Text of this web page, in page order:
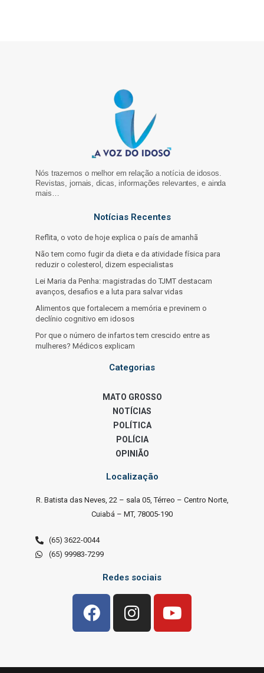
Nós trazemos o melhor em relação a notícia de idosos.
Revistas, jornais, dicas, informações relevantes, e ainda
mais…
Notícias Recentes
Reflita, o voto de hoje explica o país de amanhã
Não tem como fugir da dieta e da atividade física para
reduzir o colesterol, dizem especialistas
Lei Maria da Penha: magistradas do TJMT destacam
avanços, desafios e a luta para salvar vidas
Alimentos que fortalecem a memória e previnem o
declínio cognitivo em idosos
Por que o número de infartos tem crescido entre as
mulheres? Médicos explicam
Categorias
MATO GROSSO
NOTÍCIAS
POLÍTICA
POLÍCIA
OPINIÃO
Localização
R. Batista das Neves, 22 – sala 05, Térreo – Centro Norte,
Cuiabá – MT, 78005-190
(65) 3622-0044
(65) 99983-7299
Redes sociais